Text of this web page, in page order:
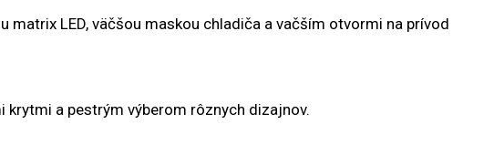
LED, väčšou maskou chladiča a vačším otvormi na prívod
a pestrým výberom rôznych dizajnov.